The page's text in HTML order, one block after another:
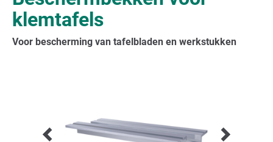
klemtafels
Voor bescherming van tafelbladen en werkstukken